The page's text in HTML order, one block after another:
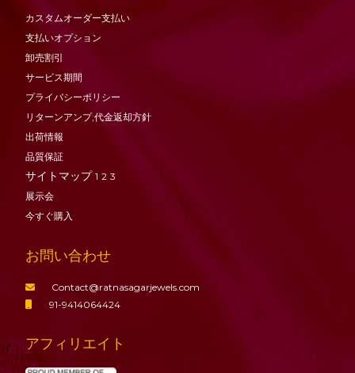
カスタムオーダー支払い
支払いオプション
卸売割引
サービス期間
プライバシーポリシー
リターンアンプ;代金返却方針
出荷情報
品質保証
サイトマップ 1 2 3
展示会
今すぐ購入
お問い合わせ
Contact@ratnasagarjewels.com
91-9414064424
アフィリエイト